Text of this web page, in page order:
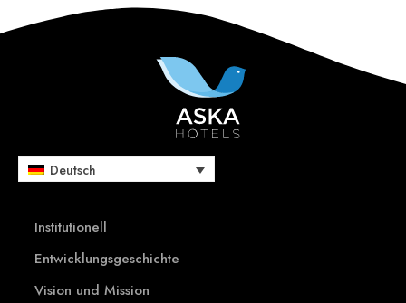
Deutsch
Institutionell
Entwicklungsgeschichte
Vision und Mission